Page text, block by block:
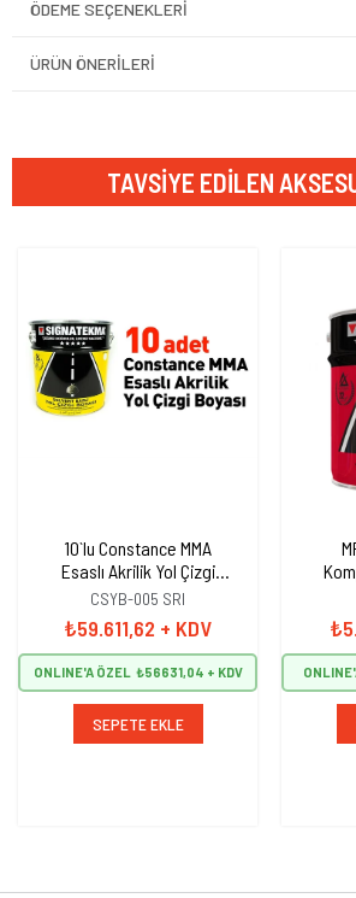
ÖDEME SEÇENEKLERI
ÜRÜN ÖNERILERI
TAVSIYE EDILEN
10`lu Constance MMA
Esaslı Akrilik Yol Çizgi
Boyası, Şerit Boyası 25 kg
Sarı
CSYB-005 SRI
₺59.611,62 + KDV
ONLINE'A ÖZEL ₺56631,04
SEPETE EKLE